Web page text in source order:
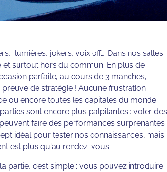
lumières, jokers, voix off…. Dans nos salles
et surtout hors du commun. En plus de
parfaite, au cours de 3 manches,
de stratégie ! Aucune frustration
ou encore toutes les capitales du monde
sont encore plus palpitantes : voler des
faire des performances surprenantes
idéal pour tester nos connaissances, mais
est plus qu'au rendez-vous.
partie, c’est simple : vous pouvez introduire